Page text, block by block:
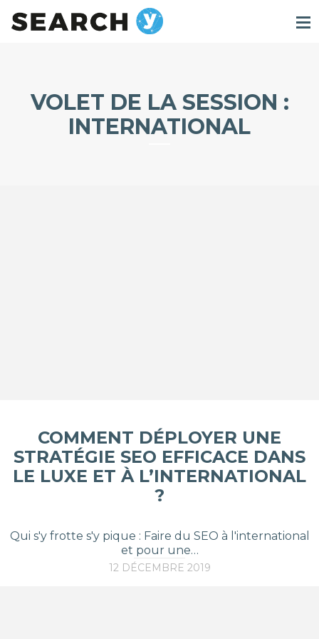
VOLET DE LA SESSION :
INTERNATIONAL
COMMENT DÉPLOYER UNE
STRATÉGIE SEO EFFICACE DANS
LE LUXE ET À L’INTERNATIONAL
?
Qui s'y frotte s'y pique : Faire du SEO à l'international
et pour une…
12 DÉCEMBRE 2019